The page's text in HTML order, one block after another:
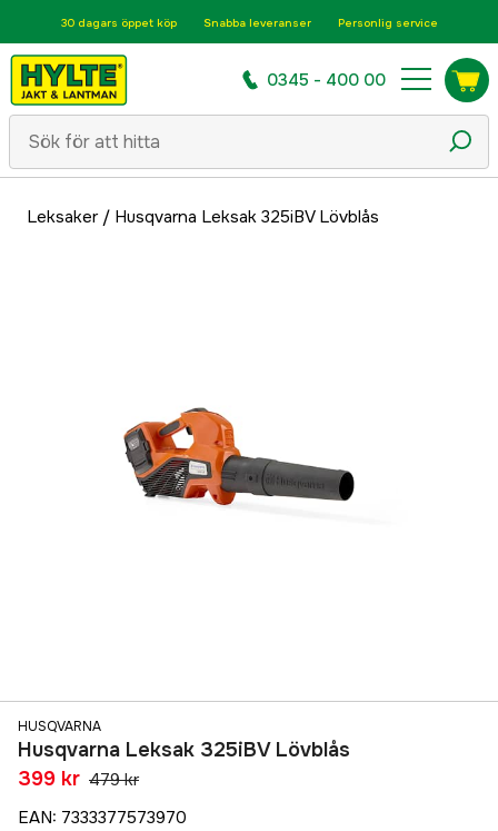
30 dagars öppet köp Snabba leveranser Personlig service
0345 - 400 00
Leksaker/ Husqvarna Leksak 325iBV Lövblås
HUSQVARNA
Husqvarna Leksak 325iBV Lövblås
399 kr 479 kr
EAN: 7333377573970